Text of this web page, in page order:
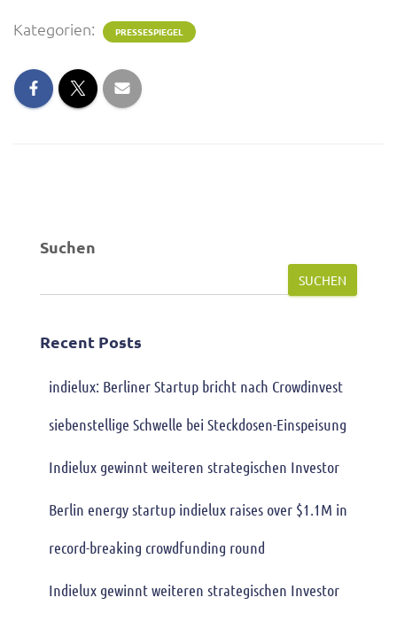
Kategorien: PRESSESPIEGEL
Suchen
SUCHEN
Recent Posts
indielux: Berliner Startup bricht nach Crowdinvest
siebenstellige Schwelle bei Steckdosen-Einspeisung
Indielux gewinnt weiteren strategischen Investor
Berlin energy startup indielux raises over $1.1M in
record-breaking crowdfunding round
Indielux gewinnt weiteren strategischen Investor